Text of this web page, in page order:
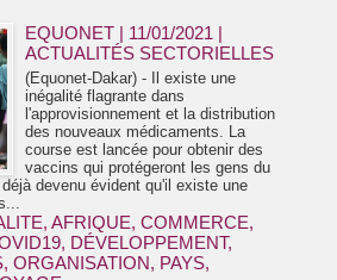
EQUONET | 11/01/2021 |
ACTUALITÉS SECTORIELLES
(Equonet-Dakar) - Il existe une
inégalité flagrante dans
l'approvisionnement et la distribution
des nouveaux médicaments. La
course est lancée pour obtenir des
vaccins qui protégeront les gens du
devenu évident qu'il existe une
, AFRIQUE, COMMERCE,
, DÉVELOPPEMENT,
, ORGANISATION, PAYS,